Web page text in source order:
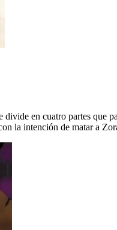
en cuatro partes
la intención de matar a